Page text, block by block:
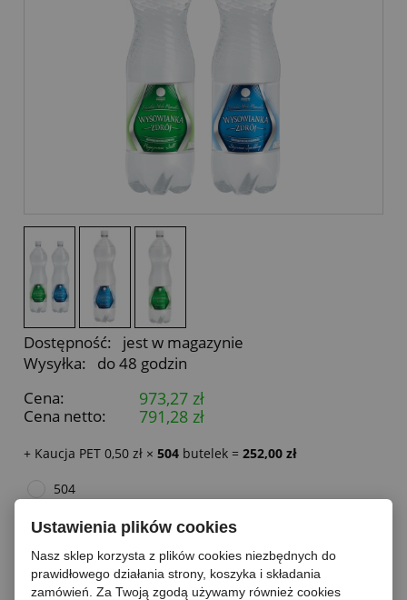
Dostępność:
jest w magazynie
Wysyłka:
do 48 godzin
Cena:
973,27 zł
Cena netto: 791,28 zł
+ Kaucja PET 0,50 zł × 504 butelek = 252,00 zł
504
Stopień gazowania:
Ustawienia plików cookies
Nasz sklep korzysta z plików cookies niezbędnych do
prawidłowego działania strony, koszyka i składania
zamówień. Za Twoją zgodą używamy również cookies